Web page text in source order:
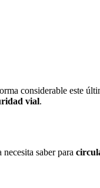
considerable este
vial.
saber para